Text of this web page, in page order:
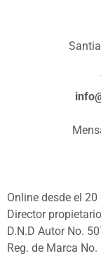
Online desde el
Director
D.N.D Autor No.
Reg. de Marca